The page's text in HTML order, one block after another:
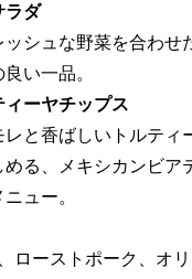
ラダ
シュな野菜を合わせ
い一品。
ィーヤチップス
と香ばしいトルティ
る、メキシカンビア
ュー。
ローストポーク、オ